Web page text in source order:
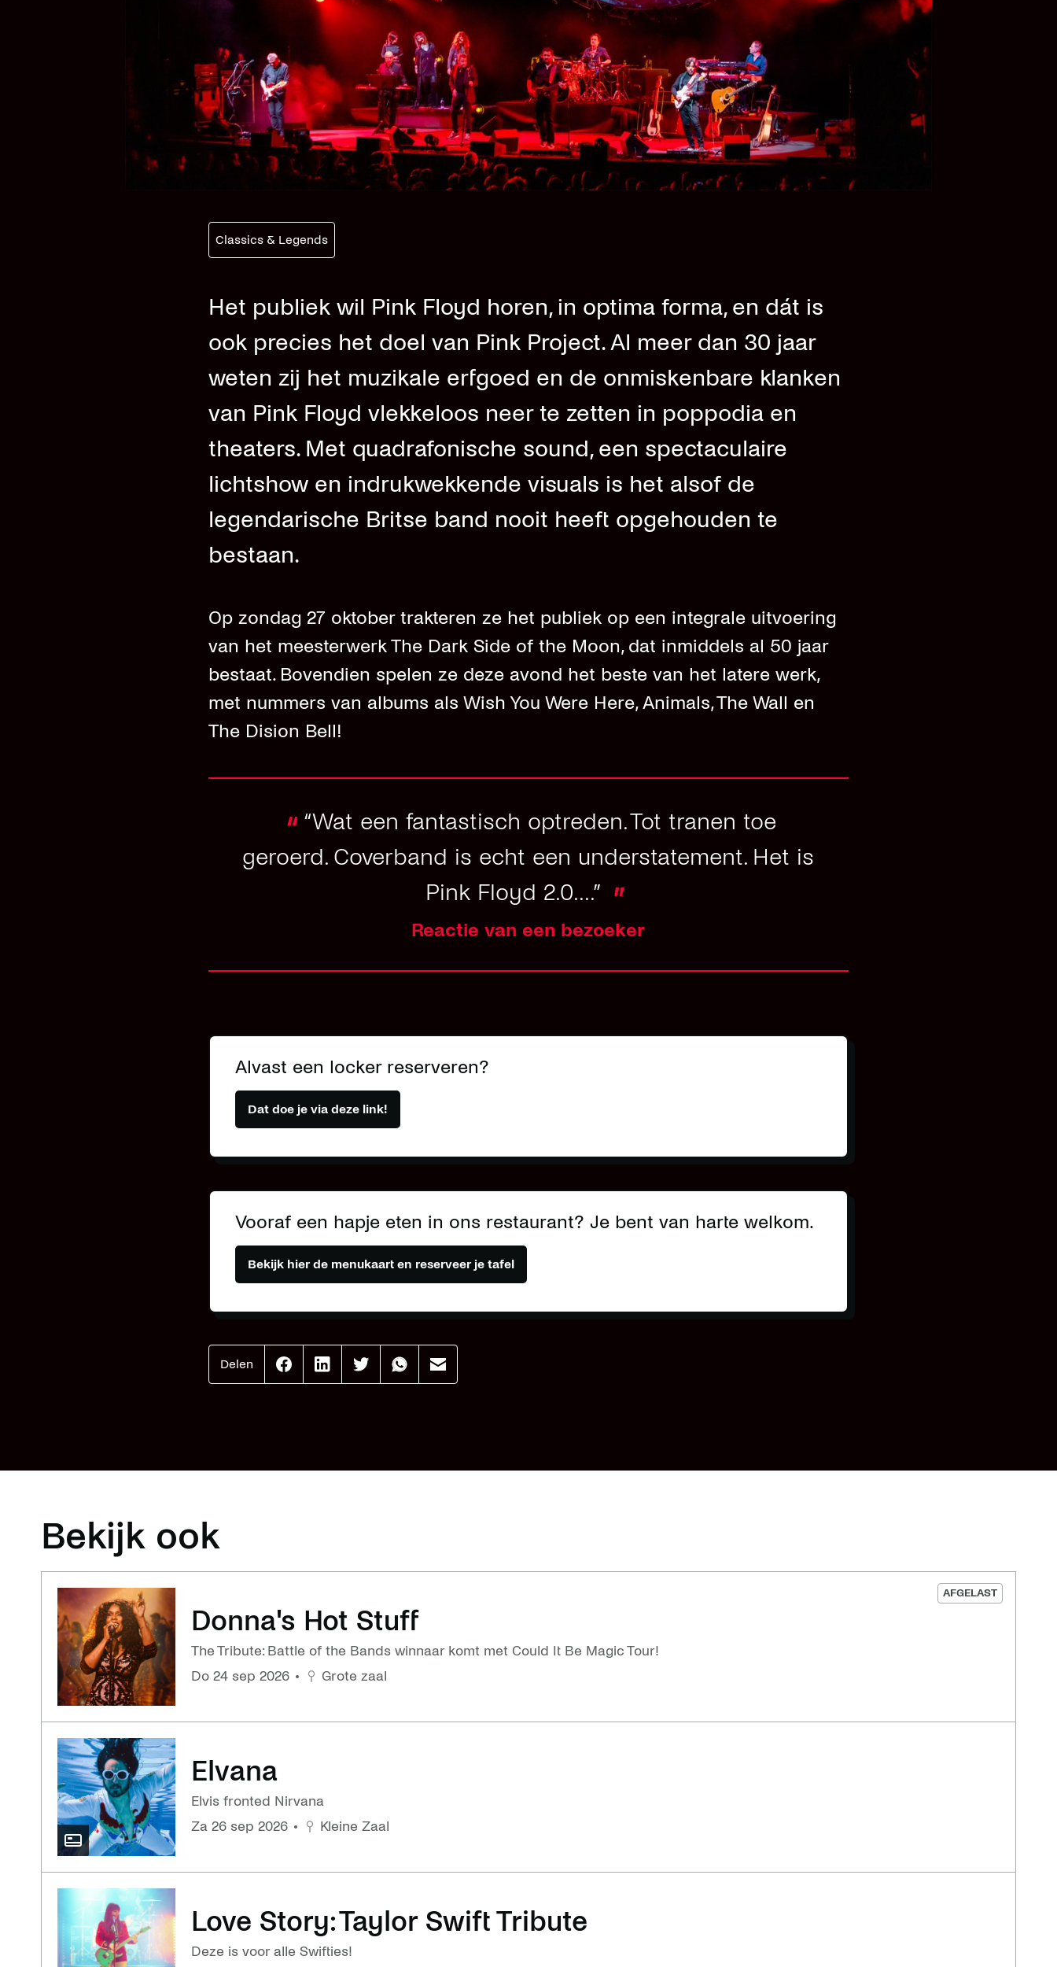
Classics & Legends
Het publiek wil Pink Floyd horen, in optima forma, en dát is
ook precies het doel van Pink Project. Al meer dan 30 jaar
weten zij het muzikale erfgoed en de onmiskenbare klanken
van Pink Floyd vlekkeloos neer te zetten in poppodia en
theaters. Met quadrafonische sound, een spectaculaire
lichtshow en indrukwekkende visuals is het alsof de
legendarische Britse band nooit heeft opgehouden te
bestaan.
Op zondag 27 oktober trakteren ze het publiek op een integrale uitvoering
van het meesterwerk The Dark Side of the Moon, dat inmiddels al 50 jaar
bestaat. Bovendien spelen ze deze avond het beste van het latere werk,
met nummers van albums als Wish You Were Here, Animals, The Wall en
The Dision Bell!
“ “Wat een fantastisch optreden. Tot tranen toe
geroerd. Coverband is echt een understatement. Het is
Pink Floyd 2.0....” ”
Reactie van een bezoeker
Alvast een locker reserveren?
Dat doe je via deze link!
Vooraf een hapje eten in ons restaurant? Je bent van harte welkom.
Bekijk hier de menukaart en reserveer je tafel
Delen
Effenaar
op
Effenaar
op
Effenaar
op
Effenaar
op
Effenaar
op
Bekijk ook
AFGELAST
Donna's Hot Stuff
The Tribute: Battle of the Bands winnaar komt met Could It Be Magic Tour!
do 24 sep 2026
Grote zaal
Elvana
Elvis fronted Nirvana
za 26 sep 2026
Kleine Zaal
Love Story: Taylor Swift Tribute
Deze is voor alle Swifties!